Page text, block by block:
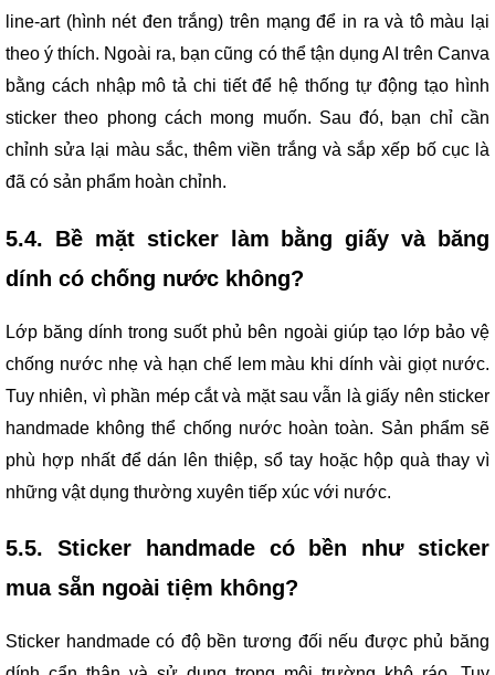
line-art (hình nét đen trắng) trên mạng để in ra và tô màu lại
theo ý thích. Ngoài ra, bạn cũng có thể tận dụng AI trên Canva
bằng cách nhập mô tả chi tiết để hệ thống tự động tạo hình
sticker theo phong cách mong muốn. Sau đó, bạn chỉ cần
chỉnh sửa lại màu sắc, thêm viền trắng và sắp xếp bố cục là
đã có sản phẩm hoàn chỉnh.
5.4. Bề mặt sticker làm bằng giấy và băng
dính có chống nước không?
Lớp băng dính trong suốt phủ bên ngoài giúp tạo lớp bảo vệ
chống nước nhẹ và hạn chế lem màu khi dính vài giọt nước.
Tuy nhiên, vì phần mép cắt và mặt sau vẫn là giấy nên sticker
handmade không thể chống nước hoàn toàn. Sản phẩm sẽ
phù hợp nhất để dán lên thiệp, sổ tay hoặc hộp quà thay vì
những vật dụng thường xuyên tiếp xúc với nước.
5.5. Sticker handmade có bền như sticker
mua sẵn ngoài tiệm không?
Sticker handmade có độ bền tương đối nếu được phủ băng